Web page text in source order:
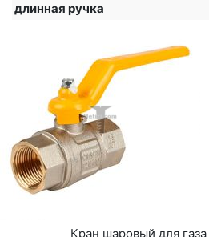
длинная ручка
Кран шаровый для